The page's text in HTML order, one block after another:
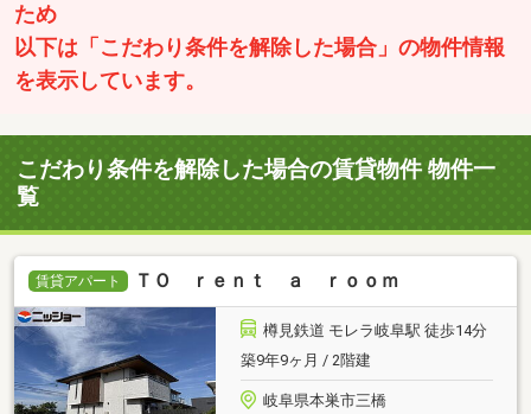
ため
以下は「こだわり条件を解除した場合」の物件情報
を表示しています。
こだわり条件を解除した場合の賃貸物件 物件一
覧
賃貸アパート ＴＯ ｒｅｎｔ ａ ｒｏｏｍ
樽見鉄道 モレラ岐阜駅 徒歩14分
築9年9ヶ月 / 2階建
岐阜県本巣市三橋